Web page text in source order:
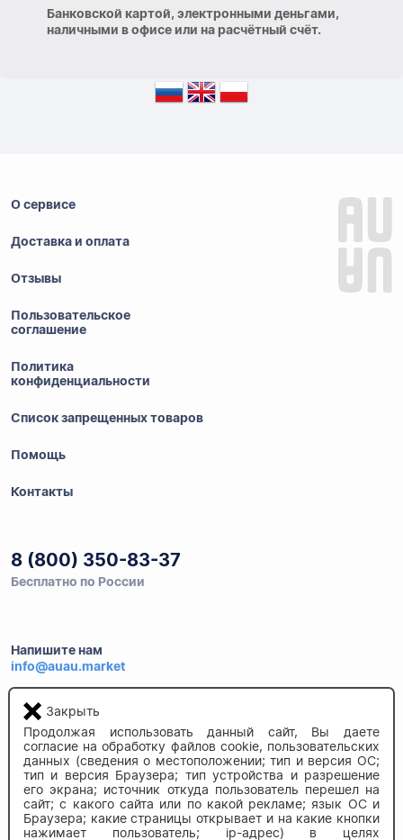
Банковской картой, электронными деньгами,
наличными в офисе или на расчётный счёт.
О сервисе
Доставка и оплата
Отзывы
Пользовательское
соглашение
Политика
конфиденциальности
Список запрещенных товаров
Помощь
Контакты
8 (800) 350-83-37
Бесплатно по России
Напишите нам
info@auau.market
236027, г.Калининград
ул.Калязинская 6, оф. 2
Закрыть
Продолжая использовать данный сайт, Вы даете
согласие на обработку файлов cookie, пользовательских
данных (сведения о местоположении; тип и версия ОС;
тип и версия Браузера; тип устройства и разрешение
его экрана; источник откуда пользователь перешел на
сайт; с какого сайта или по какой рекламе; язык ОС и
Браузера; какие страницы открывает и на какие кнопки
нажимает пользователь; ip-адрес) в целях